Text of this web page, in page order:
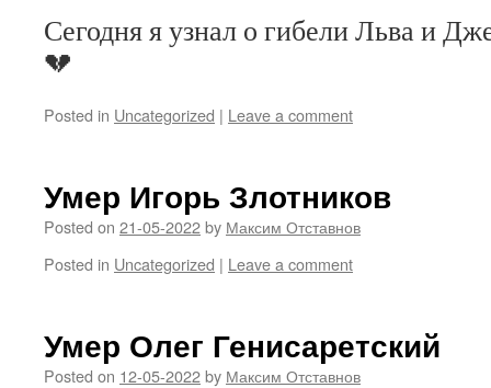
Сегодня я узнал о гибели Льва и
💔
Posted in Uncategorized | Leave a comment
Умер Игорь Злотников
Posted on 21-05-2022by Максим Отставнов
Posted in Uncategorized | Leave a comment
Умер Олег Генисаретский
Posted on 12-05-2022by Максим Отставнов